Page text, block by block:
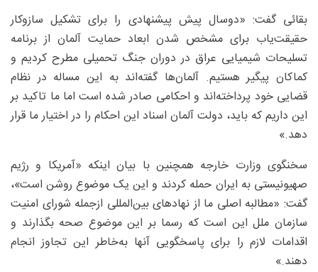
بقائی گفت: «دوسال پیش پیشنهادی را برای تشکیل سازوکار
حقیقت‌یاب برای مشخص شدن ابعاد حمایت آلمان از برنامه
تسلیحات شیمیایی عراق در دوران جنگ تحمیلی مطرح کردیم و
کماکان پیگیر هستیم. آلمان‌ها گفته‌اند به این مساله در نظام
قضایی خود پرداخته‌اند و احکامی صادر شده است اما ما تاکید بر
این داریم که باید، دولت آلمان اسناد این احکام را در اختیار ما قرار
دهد.»
سخنگوی وزارت خارجه همچنین با بیان اینکه «آمریکا و رژیم
صهیونیستی به ایران حمله کردند و این یک موضوع روشن است»،
گفت: «مطالبه اصلی ما از نهادهای بین‌المللی ازجمله شورای امنیت
سازمان ملل این است که رسما بر این موضوع صحه بگذارند و
اقدامات لازم را برای پاسخگویی آنها به‌خاطر این تجاوز انجام
دهند.»